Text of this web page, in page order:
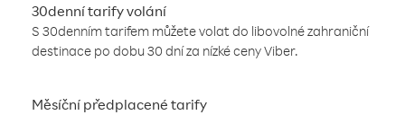
30denní tarify volání
S 30denním tarifem můžete volat do libovolné zahraniční
destinace po dobu 30 dní za nízké ceny Viber.
Měsíční předplacené tarify